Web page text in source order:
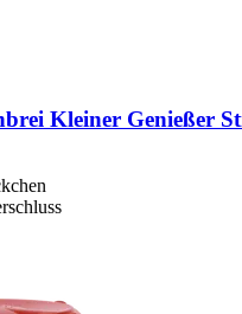
Kleiner Genießer